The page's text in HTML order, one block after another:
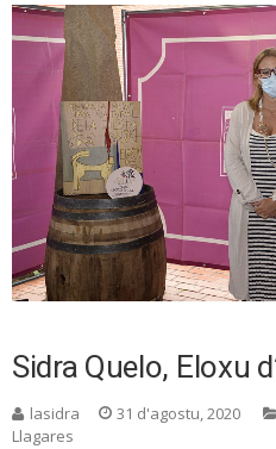
Sidra Quelo, Eloxu
lasidra 31 d'agostu, 2020
Llagares